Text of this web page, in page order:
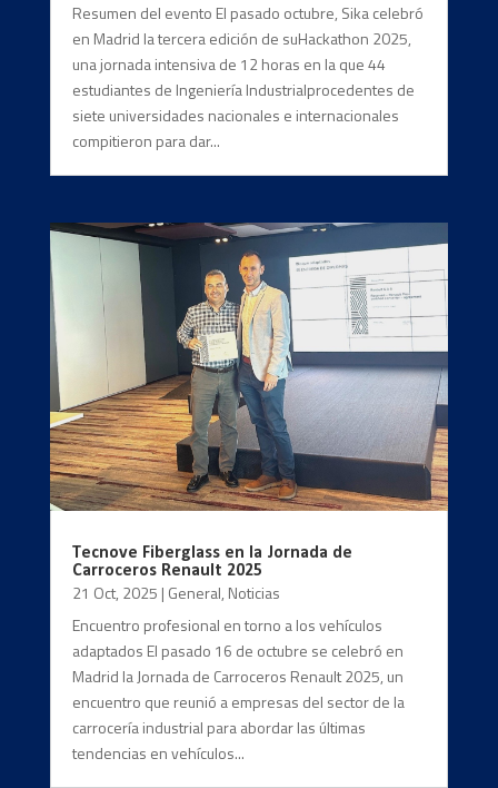
Resumen del evento El pasado octubre, Sika celebró
en Madrid la tercera edición de suHackathon 2025,
una jornada intensiva de 12 horas en la que 44
estudiantes de Ingeniería Industrialprocedentes de
siete universidades nacionales e internacionales
compitieron para dar...
Tecnove Fiberglass en la Jornada de
Carroceros Renault 2025
21 Oct, 2025 | General, Noticias
Encuentro profesional en torno a los vehículos
adaptados El pasado 16 de octubre se celebró en
Madrid la Jornada de Carroceros Renault 2025, un
encuentro que reunió a empresas del sector de la
carrocería industrial para abordar las últimas
tendencias en vehículos...